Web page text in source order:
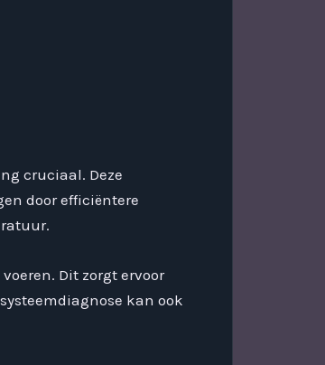
cruciaal. Deze
door efficiëntere
Dit zorgt ervoor
kan ook